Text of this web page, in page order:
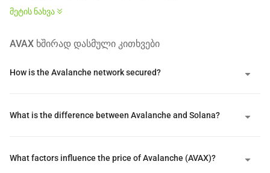
* ეს შესავალი გენერირებულია AI თარგმნით და
предназначებულია მხოლოდ რეფერენციისთვის.
მეტის ნახვა
AVAX ᲮᲨᲘᲠᲐᲓ ᲓᲐᲡᲛᲣᲚᲘ ᲙᲘᲗᲮᲕᲔᲑᲘ
How is the Avalanche network secured?
What is the difference between Avalanche and Solana?
What factors influence the price of Avalanche (AVAX)?